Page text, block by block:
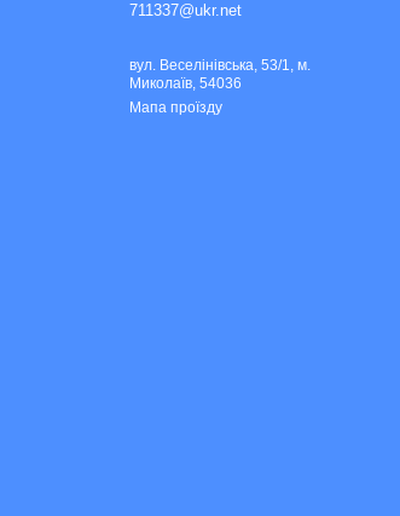
711337@ukr.net
вул. Веселінівська, 53/1, м.
Миколаїв, 54036
Мапа проїзду